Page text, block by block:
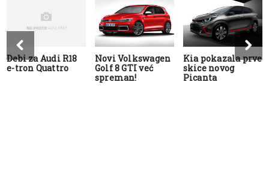
Debi za Audi R18
e-tron Quattro
Novi Volkswagen
Golf 8 GTI već
spreman!
Kia pokazala prve
skice novog
Picanta